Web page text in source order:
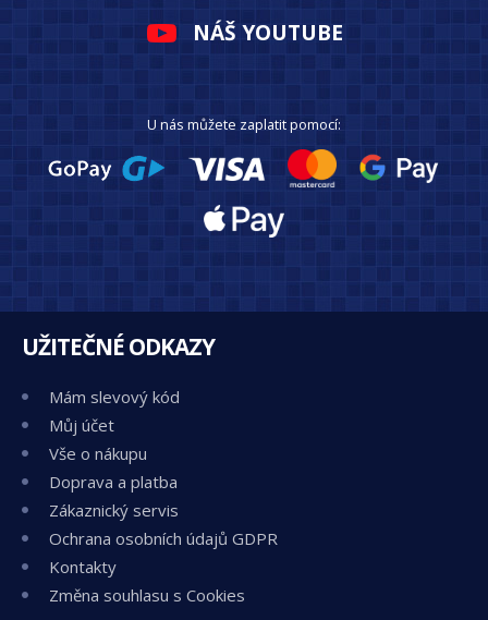
NÁŠ YOUTUBE
U nás můžete zaplatit pomocí:
UŽITEČNÉ ODKAZY
Mám slevový kód
Můj účet
Vše o nákupu
Doprava a platba
Zákaznický servis
Ochrana osobních údajů GDPR
Kontakty
Změna souhlasu s Cookies